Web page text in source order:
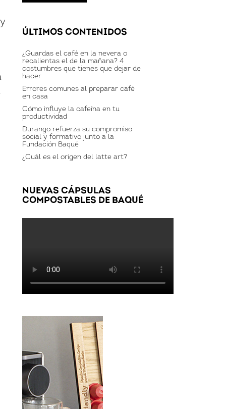
ÚLTIMOS CONTENIDOS
¿Guardas el café en la nevera o
recalientas el de la mañana? 4
costumbres que tienes que dejar de
hacer
Errores comunes al preparar café
en casa
Cómo influye la cafeína en tu
productividad
Durango refuerza su compromiso
social y formativo junto a la
Fundación Baqué
¿Cuál es el origen del latte art?
NUEVAS CÁPSULAS
COMPOSTABLES DE BAQUÉ